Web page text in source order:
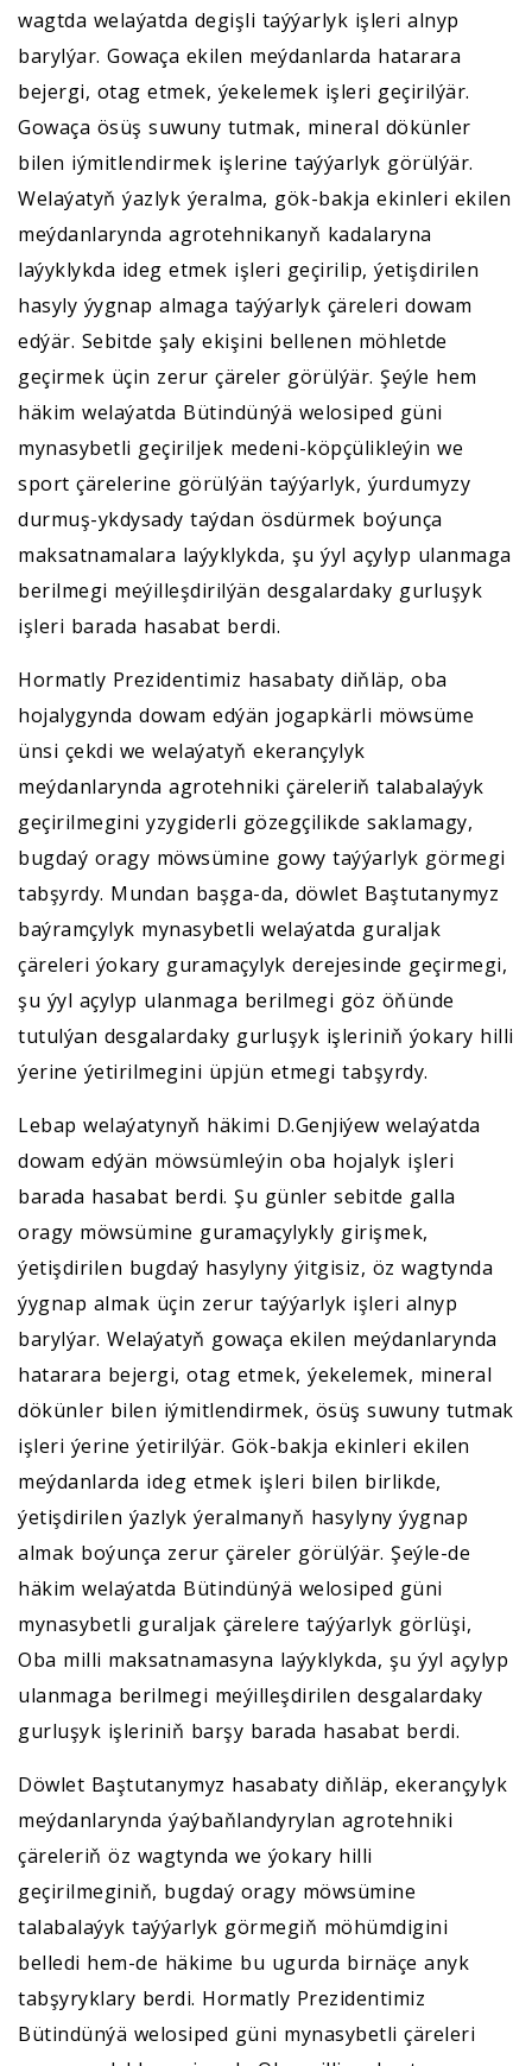
wagtda welaýatda degişli taýýarlyk işleri alnyp
barylýar. Gowaça ekilen meýdanlarda hatarara
bejergi, otag etmek, ýekelemek işleri geçirilýär.
Gowaça ösüş suwuny tutmak, mineral dökünler
bilen iýmitlendirmek işlerine taýýarlyk görülýär.
Welaýatyň ýazlyk ýeralma, gök-bakja ekinleri ekilen
meýdanlarynda agrotehnikanyň kadalaryna
laýyklykda ideg etmek işleri geçirilip, ýetişdirilen
hasyly ýygnap almaga taýýarlyk çäreleri dowam
edýär. Sebitde şaly ekişini bellenen möhletde
geçirmek üçin zerur çäreler görülýär. Şeýle hem
häkim welaýatda Bütindünýä welosiped güni
mynasybetli geçiriljek medeni-köpçülikleýin we
sport çärelerine görülýän taýýarlyk, ýurdumyzy
durmuş-ykdysady taýdan ösdürmek boýunça
maksatnamalara laýyklykda, şu ýyl açylyp ulanmaga
berilmegi meýilleşdirilýän desgalardaky gurluşyk
işleri barada hasabat berdi.
Hormatly Prezidentimiz hasabaty diňläp, oba
hojalygynda dowam edýän jogapkärli möwsüme
ünsi çekdi we welaýatyň ekerançylyk
meýdanlarynda agrotehniki çäreleriň talabalaýyk
geçirilmegini yzygiderli gözegçilikde saklamagy,
bugdaý oragy möwsümine gowy taýýarlyk görmegi
tabşyrdy. Mundan başga-da, döwlet Baştutanymyz
baýramçylyk mynasybetli welaýatda guraljak
çäreleri ýokary guramaçylyk derejesinde geçirmegi,
şu ýyl açylyp ulanmaga berilmegi göz öňünde
tutulýan desgalardaky gurluşyk işleriniň ýokary hilli
ýerine ýetirilmegini üpjün etmegi tabşyrdy.
Lebap welaýatynyň häkimi D.Genjiýew welaýatda
dowam edýän möwsümleýin oba hojalyk işleri
barada hasabat berdi. Şu günler sebitde galla
oragy möwsümine guramaçylykly girişmek,
ýetişdirilen bugdaý hasylyny ýitgisiz, öz wagtynda
ýygnap almak üçin zerur taýýarlyk işleri alnyp
barylýar. Welaýatyň gowaça ekilen meýdanlarynda
hatarara bejergi, otag etmek, ýekelemek, mineral
dökünler bilen iýmitlendirmek, ösüş suwuny tutmak
işleri ýerine ýetirilýär. Gök-bakja ekinleri ekilen
meýdanlarda ideg etmek işleri bilen birlikde,
ýetişdirilen ýazlyk ýeralmanyň hasylyny ýygnap
almak boýunça zerur çäreler görülýär. Şeýle-de
häkim welaýatda Bütindünýä welosiped güni
mynasybetli guraljak çärelere taýýarlyk görlüşi,
Oba milli maksatnamasyna laýyklykda, şu ýyl açylyp
ulanmaga berilmegi meýilleşdirilen desgalardaky
gurluşyk işleriniň barşy barada hasabat berdi.
Döwlet Baştutanymyz hasabaty diňläp, ekerançylyk
meýdanlarynda ýaýbaňlandyrylan agrotehniki
çäreleriň öz wagtynda we ýokary hilli
geçirilmeginiň, bugdaý oragy möwsümine
talabalaýyk taýýarlyk görmegiň möhümdigini
belledi hem-de häkime bu ugurda birnäçe anyk
tabşyryklary berdi. Hormatly Prezidentimiz
Bütindünýä welosiped güni mynasybetli çäreleri